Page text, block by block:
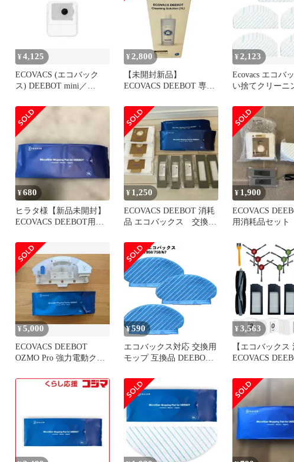
消耗品 1
パーツキット 紙
枚 モップ4枚 サ
シ 4枚 1
¥4,125
ECOVACS (エコバック
ス) DEEBOT mini／
パック 交換用消耗品 ロ
ボット掃除機 消耗品(3
枚) 1
¥ 2,800
【未開封新品】
ECOVACS DEEBOT 専用
用
¥2,123
Ecovacs エコバ
い捨てクリーニ
DEEBOT OZMO
PRO／T9／T10
ーズ対応 1
¥680
ヒラタ様【新品未開封】
ECOVACS DEEBOT用モ
¥ 1,250
ECOVACS DEEBOT 消耗
品 エコバックス 交換用
¥ 1,900
ECOVACS
用消耗品セット
¥5,000
ECOVACS DEEBOT
OZMO Pro 強力電動クリ
¥590
エコバックス対応 交換用
モップ 互換品 DEEBOT
応
¥3,563
【エコバックス
ECOVACS
ト、フィルター
ック（ 紙パック
プ、サイドブラ
ジ クリーニング
シ）、メインブ
ーラーブラシ）
ックス 部品 セ
コバックス 1